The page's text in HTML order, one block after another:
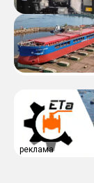
реклама